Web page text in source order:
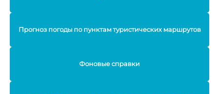
Прогноз погоды по пунктам туристических маршрутов
Фоновые справки